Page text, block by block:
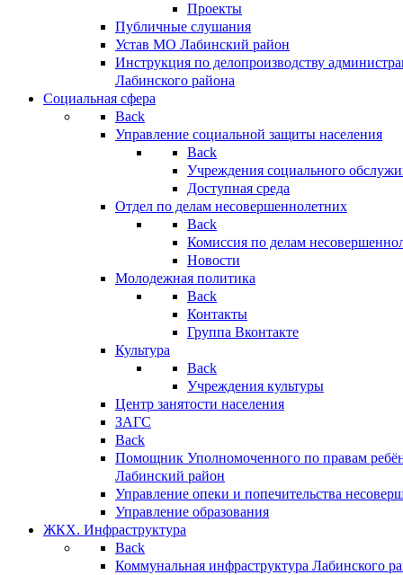
Проекты
Публичные слушания
Устав МО Лабинский район
Инструкция по делопроизводству
Лабинского района
Социальная сфера
Back
Управление социальной защиты населения
Back
Учреждения социального
Доступная среда
Отдел по делам несовершеннолетних
Back
Комиссия по делам
Новости
Молодежная политика
Back
Контакты
Группа Вконтакте
Культура
Back
Учреждения культуры
Центр занятости населения
ЗАГС
Back
Помощник Уполномоченного по правам
Лабинский район
Управление опеки и попечительства
Управление образования
ЖКХ. Инфраструктура
Back
Коммунальная инфраструктура Лабинского